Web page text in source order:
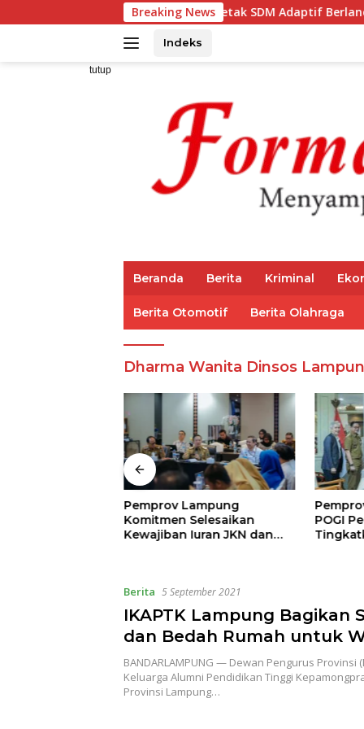
ke
Breaking News
Ajak IAI Darul Fattah Cetak SDM Adaptif Berlandaskan Nilai
Indeks
tutup
Beranda Berita Kriminal
Berita Otomotif Berita Olahraga
Dharma Wanita Dinsos
Pemprov Lampung
Komitmen Selesaikan
Kewajiban Iuran JKN dan
POGI
Berita 5 September 2021
IKAPTK Lampung Bagikan
dan Bedah Rumah untuk
Terdampak Covid-19
BANDARLAMPUNG — Dewan Pengurus Provinsi
Keluarga Alumni Pendidikan Tinggi
Provinsi Lampung…